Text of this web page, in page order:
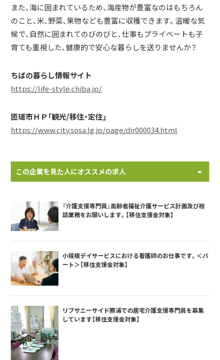
また、海に囲まれているため、海産物が豊富なのはもちろん
のこと、米、野菜、果物なども豊富に収穫できます。温暖な気
候で、自然に囲まれてのびのびと、仕事もプライベートも子
育ても重視した、健康的で安心な暮らしを送りませんか？
ちばの暮らし情報サイト
https://life-style.chiba.jp/
匝瑳市ＨＰ「観光/移住・定住」
https://www.city.sosa.lg.jp/page/dir000034.html
この企業を見た人にオススメの求人
『介護支援専門員』高齢者福祉介護サービス計画及び相
談業務をお願いします。【移住支援金対象】
小規模デイサービスにおける看護師のお仕事です。＜パ
ート＞【移住支援金対象】
リブサニーサイド勝浦での居宅介護支援専門員を募集
しています【移住支援金対象】